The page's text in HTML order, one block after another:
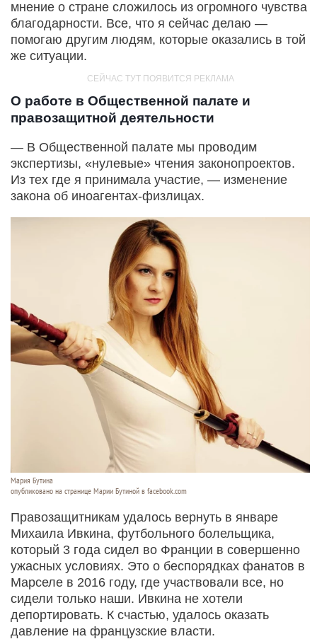
мнение о стране сложилось из огромного чувства
благодарности. Все, что я сейчас делаю —
помогаю другим людям, которые оказались в той
же ситуации.
О работе в Общественной палате и
правозащитной деятельности
— В Общественной палате мы проводим
экспертизы, «нулевые» чтения законопроектов.
Из тех где я принимала участие, — изменение
закона об иноагентах-физлицах.
Мария Бутина
опубликовано на странице Марии Бутиной в facebook.com
Правозащитникам удалось вернуть в январе
Михаила Ивкина, футбольного болельщика,
который 3 года сидел во Франции в совершенно
ужасных условиях. Это о беспорядках фанатов в
Марселе в 2016 году, где участвовали все, но
сидели только наши. Ивкина не хотели
депортировать. К счастью, удалось оказать
давление на французские власти.